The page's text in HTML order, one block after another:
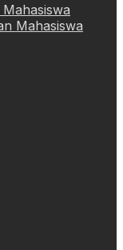
Mahasiswa